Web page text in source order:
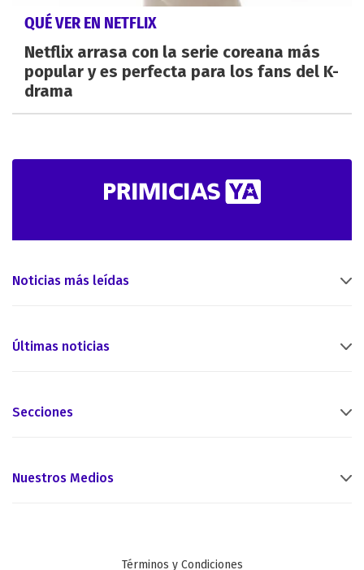
QUÉ VER EN NETFLIX
Netflix arrasa con la serie coreana más
popular y es perfecta para los fans del K-
drama
Noticias más leídas
Últimas noticias
Secciones
Nuestros Medios
Términos y Condiciones